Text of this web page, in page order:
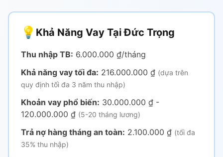
💡 Khả Năng Vay Tại Đức Trọng
Thu nhập TB: 6.000.000 ₫/tháng
Khả năng vay tối đa: 216.000.000 ₫ (dựa trên
quy định tối đa 3 năm thu nhập)
Khoản vay phổ biến: 30.000.000 ₫ -
120.000.000 ₫ (5-20 tháng lương)
Trả nợ hàng tháng an toàn: 2.100.000 ₫ (tối đa
35% thu nhập)